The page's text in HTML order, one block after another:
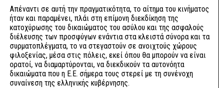
Απέναντι σε αυτή την πραγματικότητα, το αίτημα του κινήματος
ήταν και παραμένει, πλάι στη επίμονη διεκδίκηση της
κατοχύρωσης του δικαιώματος του ασύλου και της ασφαλούς
διέλευσης των προσφύγων ενάντια στα κλειστά σύνορα και τα
συρματοπλέγματα, το να στεγαστούν σε ανοιχτούς χώρους
φιλοξενίας, μέσα στις πόλεις, εκεί όπου θα μπορούν να είναι
ορατοί, να διαμαρτύρονται, να διεκδικούν τα αυτονόητα
δικαιώματα που η Ε.Ε. σήμερα τους στερεί με τη συνένοχη
συναίνεση της ελληνικής κυβέρνησης.